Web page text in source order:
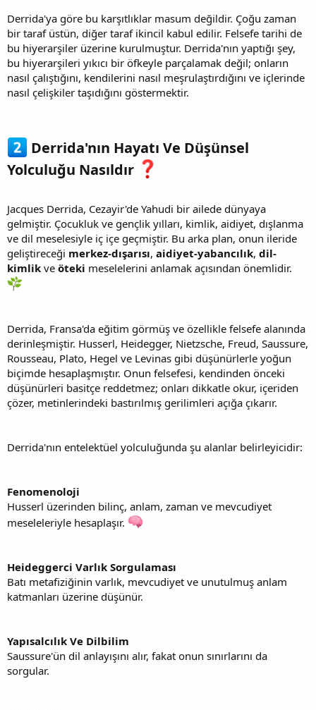
Derrida'ya göre bu karşıtlıklar masum değildir. Çoğu zaman
bir taraf üstün, diğer taraf ikincil kabul edilir. Felsefe tarihi de
bu hiyerarşiler üzerine kurulmuştur. Derrida'nın yaptığı şey,
bu hiyerarşileri yıkıcı bir öfkeyle parçalamak değil; onların
nasıl çalıştığını, kendilerini nasıl meşrulaştırdığını ve içlerinde
nasıl çelişkiler taşıdığını göstermektir.
Derrida'nın Hayatı Ve Düşünsel
Yolculuğu Nasıldır
Jacques Derrida, Cezayir'de Yahudi bir ailede dünyaya
gelmiştir. Çocukluk ve gençlik yılları, kimlik, aidiyet, dışlanma
ve dil meselesiyle iç içe geçmiştir. Bu arka plan, onun ileride
geliştireceği merkez-dışarısı, aidiyet-yabancılık, dil-
kimlik ve öteki meselelerini anlamak açısından önemlidir.
Derrida, Fransa'da eğitim görmüş ve özellikle felsefe alanında
derinleşmiştir. Husserl, Heidegger, Nietzsche, Freud, Saussure,
Rousseau, Plato, Hegel ve Levinas gibi düşünürlerle yoğun
biçimde hesaplaşmıştır. Onun felsefesi, kendinden önceki
düşünürleri basitçe reddetmez; onları dikkatle okur, içeriden
çözer, metinlerindeki bastırılmış gerilimleri açığa çıkarır.
Derrida'nın entelektüel yolculuğunda şu alanlar belirleyicidir:
Fenomenoloji
Husserl üzerinden bilinç, anlam, zaman ve mevcudiyet
meseleleriyle hesaplaşır.
Heideggerci Varlık Sorgulaması
Batı metafiziğinin varlık, mevcudiyet ve unutulmuş anlam
katmanları üzerine düşünür.
Yapısalcılık Ve Dilbilim
Saussure'ün dil anlayışını alır, fakat onun sınırlarını da
sorgular.